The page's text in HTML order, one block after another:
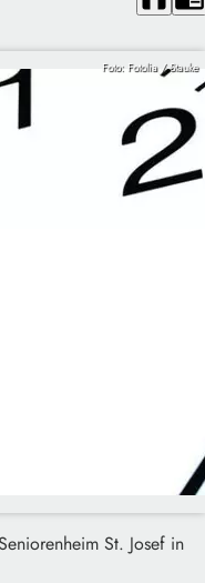
Foto: Fotolia / Stauke
St. Josef in